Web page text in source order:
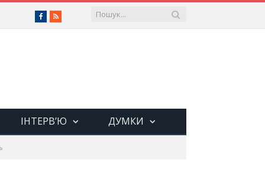
Facebook
RSS
ІНТЕРВ’Ю ДУМКИ